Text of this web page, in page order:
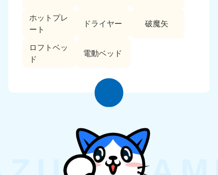
ホットプレ
ート
ドライヤー 破魔矢
ロフトベッ
ド
電動ベッド